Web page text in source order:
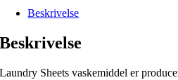
Beskrivelse
Beskrivelse
Laundry Sheets vaskemiddel er